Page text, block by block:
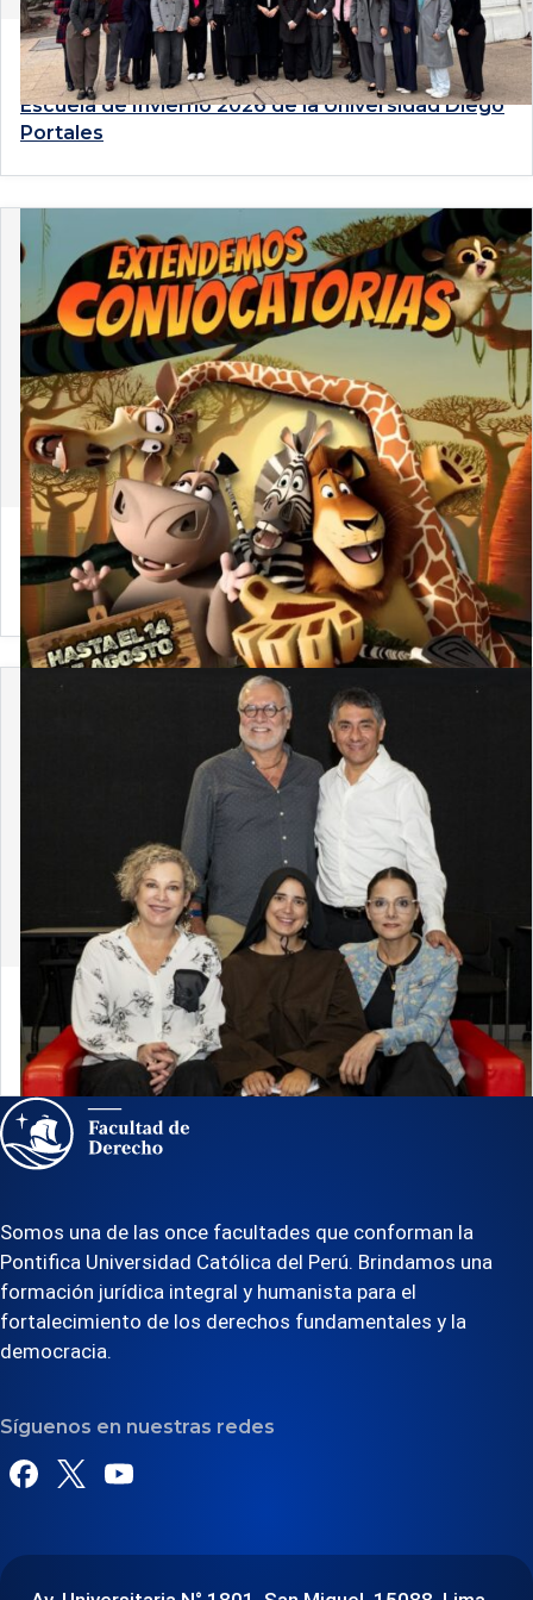
4 de agosto de 2026
Estudiantes de Derecho PUCP participan en la
Escuela de Invierno 2026 de la Universidad Diego
Portales
4 de agosto de 2026
Convocatoria 2026-2: Únete a la Comisión Arte y
Derecho
30 de julio de 2026
¡El teatro se apodera de Derecho PUCP! Ya
iniciaron los ensayos de «Dominga»
Somos una de las once facultades que conforman la
Pontifica Universidad Católica del Perú. Brindamos una
formación jurídica integral y humanista para el
fortalecimiento de los derechos fundamentales y la
democracia.
Síguenos en nuestras redes